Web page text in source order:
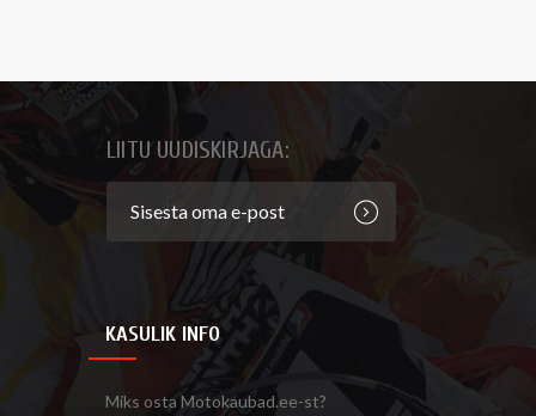
LIITU UUDISKIRJAGA:
KASULIK INFO
Miks osta Motokaubad.ee-st?